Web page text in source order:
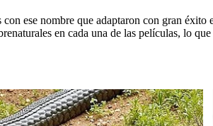
ese nombre que adaptaron con gran
en cada una de las películas, lo